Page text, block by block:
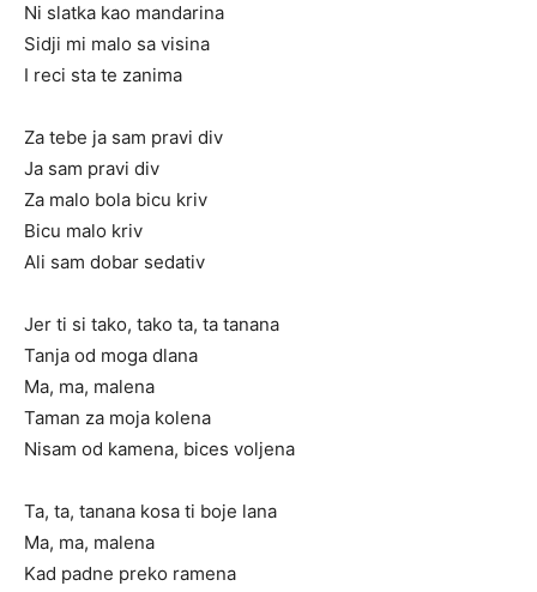
Ni slatka kao mandarina
Sidji mi malo sa visina
I reci sta te zanima
Za tebe ja sam pravi div
Ja sam pravi div
Za malo bola bicu kriv
Bicu malo kriv
Ali sam dobar sedativ
Jer ti si tako, tako ta, ta tanana
Tanja od moga dlana
Ma, ma, malena
Taman za moja kolena
Nisam od kamena, bices voljena
Ta, ta, tanana kosa ti boje lana
Ma, ma, malena
Kad padne preko ramena